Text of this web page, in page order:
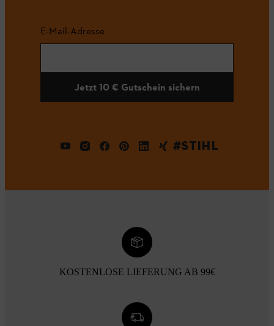
E-Mail-Adresse
Jetzt 10 € Gutschein sichern
#STIHL
KOSTENLOSE LIEFERUNG AB 99€